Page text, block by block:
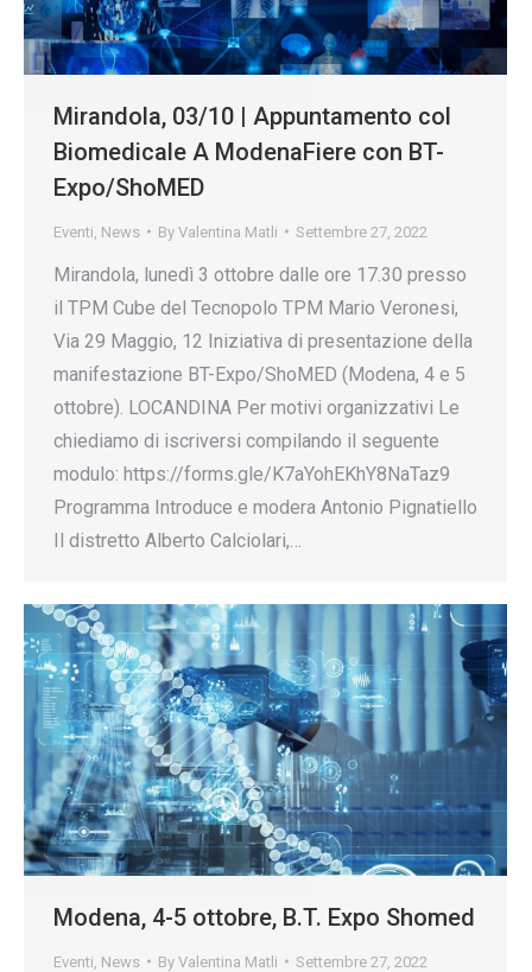
Mirandola, 03/10 | Appuntamento col
Biomedicale A ModenaFiere con BT-
Expo/ShoMED
Eventi News By Valentina Matli Settembre 27, 2022
Mirandola, lunedì 3 ottobre dalle ore 17.30 presso
il TPM Cube del Tecnopolo TPM Mario Veronesi,
Via 29 Maggio, 12 Iniziativa di presentazione della
manifestazione BT-Expo/ShoMED (Modena, 4 e 5
ottobre). LOCANDINA Per motivi organizzativi Le
chiediamo di iscriversi compilando il seguente
modulo: https://forms.gle/K7aYohEKhY8NaTaz9
Programma Introduce e modera Antonio Pignatiello
Il distretto Alberto Calciolari,…
Modena, 4-5 ottobre, B.T. Expo Shomed
Eventi News By Valentina Matli Settembre 27, 2022